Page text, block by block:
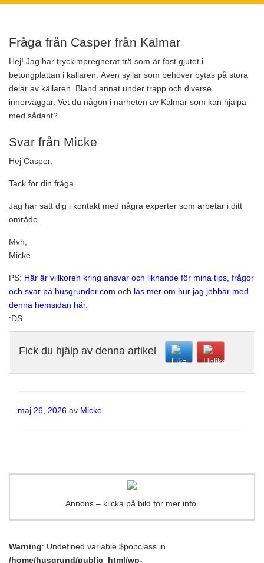
Fråga från Casper från Kalmar
Hej! Jag har tryckimpregnerat trä som är fast gjutet i
betongplattan i källaren. Även syllar som behöver bytas på stora
delar av källaren. Bland annat under trapp och diverse
innerväggar. Vet du någon i närheten av Kalmar som kan hjälpa
med sådant?
Svar från Micke
Hej Casper,
Tack för din fråga
Jag har satt dig i kontakt med några experter som arbetar i ditt
område.
Mvh,
Micke
PS: Här är villkoren kring ansvar och liknande för mina tips, frågor
och svar på husgrunder.com och läs mer om hur jag jobbar med
denna hemsidan här.
:DS
Fick du hjälp av denna artikel
Publicerat
maj 26, 2026 av Micke
Annons – klicka på bild för mer info.
Warning: Undefined variable $popclass in
/home/husgrund/public_html/wp-